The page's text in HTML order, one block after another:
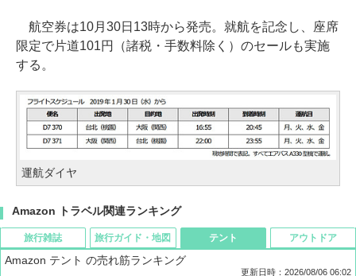
航空券は10月30日13時から発売。就航を記念し、座席
限定で片道101円（諸税・手数料除く）のセールも実施
する。
運航ダイヤ
Amazon トラベル関連ランキング
旅行雑誌 旅行ガイド・地図 テント
Amazon テント の売れ筋ランキング
更新日時：2026/08/06 06:02
アウトドア